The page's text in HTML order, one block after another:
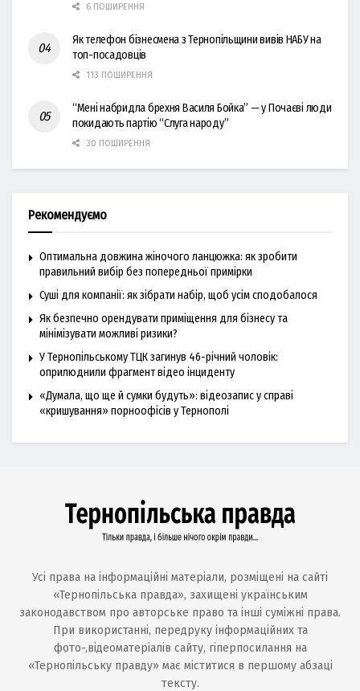
6 ПОШИРЕННЯ
Як телефон бізнесмена з Тернопільщини вивів НАБУ на
топ-посадовців
113 ПОШИРЕННЯ
“Мені набридла брехня Василя Бойка” — у Почаєві люди
покидають партію “Слуга народу”
30 ПОШИРЕННЯ
Рекомендуємо
Оптимальна довжина жіночого ланцюжка: як зробити
правильний вибір без попередньої примірки
Суші для компанії: як зібрати набір, щоб усім сподобалося
Як безпечно орендувати приміщення для бізнесу та
мінімізувати можливі ризики?
У Тернопільському ТЦК загинув 46-річний чоловік:
оприлюднили фрагмент відео інциденту
«Думала, що ще й сумки будуть»: відеозапис у справі
«кришування» порноофісів у Тернополі
Усі права на інформаційні матеріали, розміщені на сайті
«Тернопільська правда», захищені українським
законодавством про авторське право та інші суміжні права.
При використанні, передруку інформаційних та
фото-,відеоматеріалів сайту, гіперпосилання на
«Тернопільську правду» має міститися в першому абзаці
тексту.